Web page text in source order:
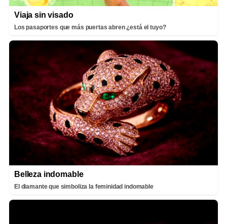
Viaja sin visado
Los pasaportes que más puertas abren ¿está el tuyo?
Belleza indomable
El diamante que simboliza la feminidad indomable